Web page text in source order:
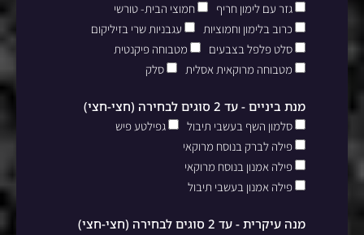
גזר עם לימון חריף
חמוצי הבית- טורשי
כרוב בלימון וחמוציות
עגבניות שרי בזיליקום
סלט פלפל בצבעים
מטבוחה פיקנטית
מטבוחה מרוקאית אסלית
סלק
מנת ביניים - עד 2 סוגים לבחירה (חצי-חצי)
סלמון השף בעשבי תיבול
גפילטע פיש
פילה לברק בנוסח מרוקאי
פילה אמנון בנוסח מרוקאי
פילה אמנון בעשבי תיבול
מנה עיקרית - עד 2 סוגים לבחירה (חצי-חצי)